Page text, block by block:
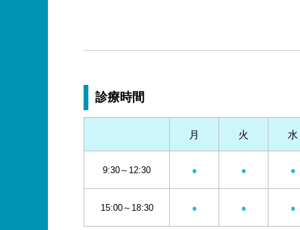
診療時間
月 火 水
9:30～12:30 ● ● ●
15:00～18:30 ● ● ●